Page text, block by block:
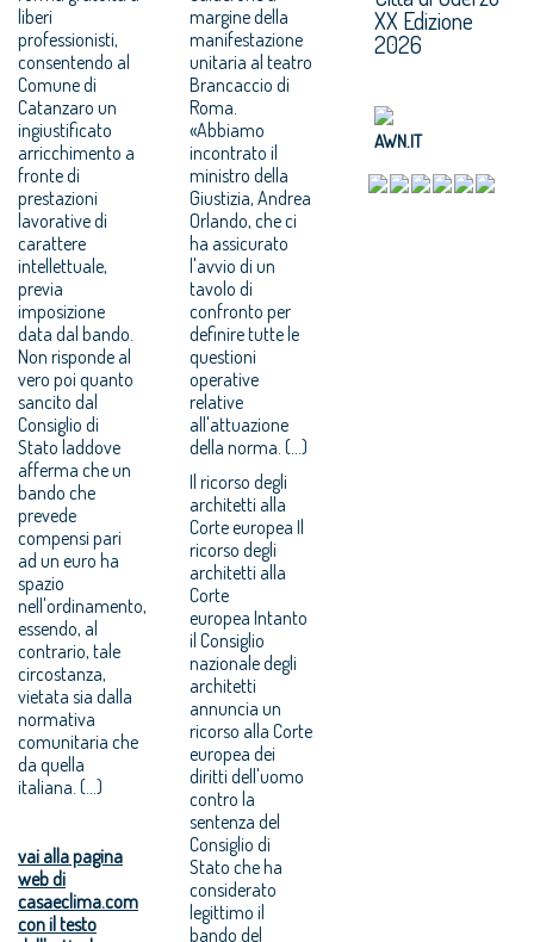
liberi
professionisti,
consentendo al
Comune di
Catanzaro un
ingiustificato
arricchimento a
fronte di
prestazioni
lavorative di
carattere
intellettuale,
previa
imposizione
data dal bando.
Non risponde al
vero poi quanto
sancito dal
Consiglio di
Stato laddove
afferma che un
bando che
prevede
compensi pari
ad un euro ha
spazio
nell'ordinamento,
essendo, al
contrario, tale
circostanza,
vietata sia dalla
normativa
comunitaria che
da quella
italiana. (...)
vai alla pagina
web di
casaeclima.com
con il testo
margine della
manifestazione
unitaria al teatro
Brancaccio di
Roma.
«Abbiamo
incontrato il
ministro della
Giustizia, Andrea
Orlando, che ci
ha assicurato
l'avvio di un
tavolo di
confronto per
definire tutte le
questioni
operative
relative
all'attuazione
della norma. (...)
Il ricorso degli
architetti alla
Corte europea Il
ricorso degli
architetti alla
Corte
europea Intanto
il Consiglio
nazionale degli
architetti
annuncia un
ricorso alla Corte
europea dei
diritti dell'uomo
contro la
sentenza del
Consiglio di
Stato che ha
considerato
legittimo il
bando del
XX Edizione
2026
AWN.IT